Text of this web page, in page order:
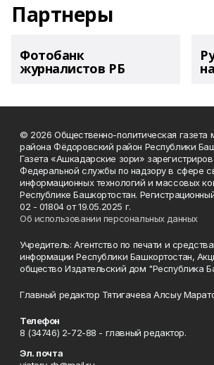
Партнеры
Фотобанк
журналистов РБ
© 2026 Общественно-политическая газета
района Фёдоровский район Республики
Газета «Ашкадарские зори»
Федеральной службы по надзору в сфере
информационных технологий и массовых
Республике Башкортостан.
02 - 01804 от 19.05.2025 г.
Об использовании персональных данных
Учредитель: Агентство по печати и
информации Республики Башкортостан,
общество Издательский дом "Республика
Главный редактор Тятигачева Алсыу
Телефон
8 (34746) 2-72-88 - главный редактор.
Эл. почта